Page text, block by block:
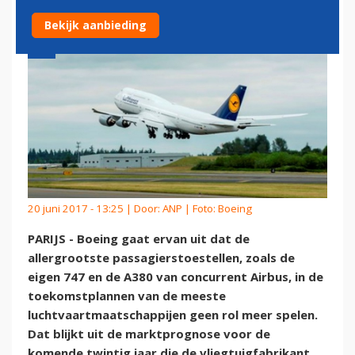
20 juni 2017 - 13:25 | Door: ANP | Foto: Boeing
PARIJS - Boeing gaat ervan uit dat de
allergrootste passagierstoestellen, zoals de
eigen 747 en de A380 van concurrent Airbus, in de
toekomstplannen van de meeste
luchtvaartmaatschappijen geen rol meer spelen.
Dat blijkt uit de marktprognose voor de
Bekijk aanbieding